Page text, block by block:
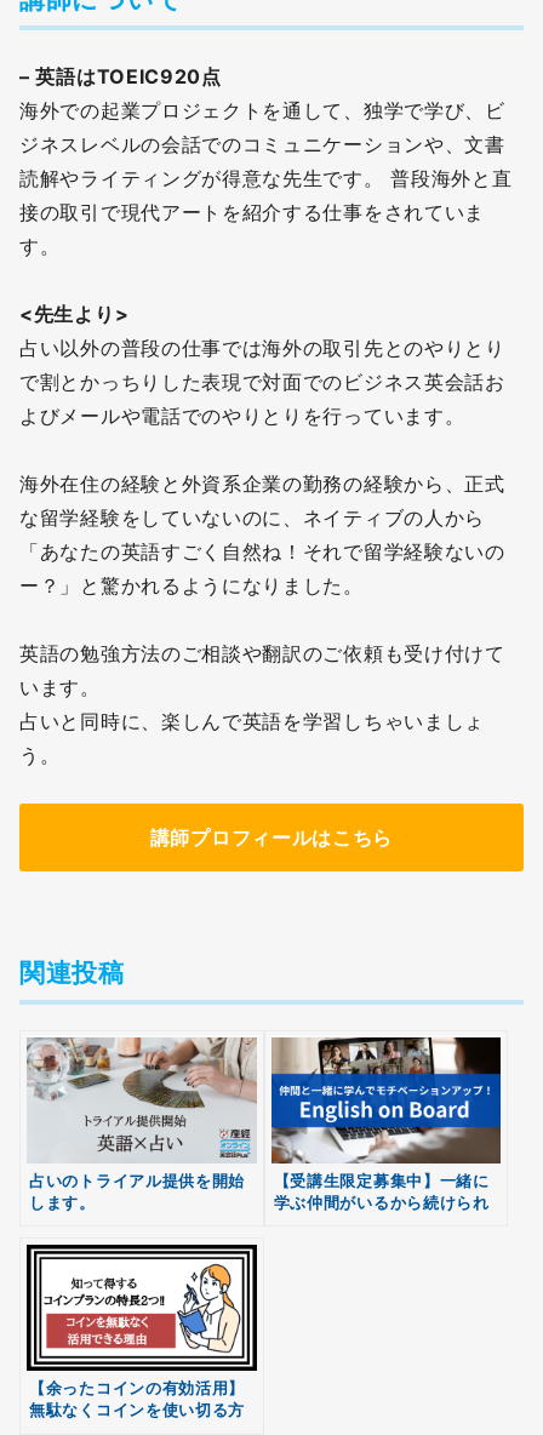
– 英語はTOEIC920点
海外での起業プロジェクトを通して、独学で学び、ビ
ジネスレベルの会話でのコミュニケーションや、文書
読解やライティングが得意な先生です。 普段海外と直
接の取引で現代アートを紹介する仕事をされていま
す。
<先生より>
占い以外の普段の仕事では海外の取引先とのやりとり
で割とかっちりした表現で対面でのビジネス英会話お
よびメールや電話でのやりとりを行っています。
海外在住の経験と外資系企業の勤務の経験から、正式
な留学経験をしていないのに、ネイティブの人から
「あなたの英語すごく自然ね！それで留学経験ないの
ー？」と驚かれるようになりました。
英語の勉強方法のご相談や翻訳のご依頼も受け付けて
います。
占いと同時に、楽しんで英語を学習しちゃいましょ
う。
講師プロフィールはこちら
関連投稿
占いのトライアル提供を開始
します。
【受講生限定募集中】一緒に
学ぶ仲間がいるから続けられ
【余ったコインの有効活用】
無駄なくコインを使い切る方
無料